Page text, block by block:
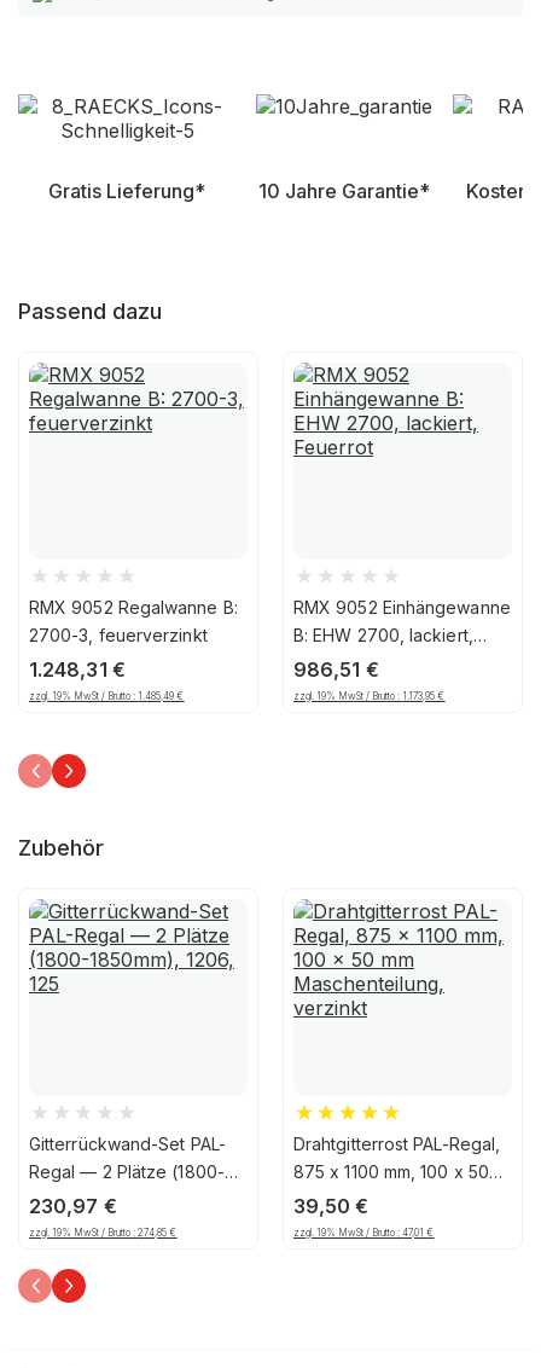
Gratis Lieferung* 10 Jahre Garantie*
Passend dazu
RMX 9052 Regalwanne B:
2700-3, feuerverzinkt
1.248,31 €
zzgl. 19% MwSt / Brutto :1.485,49€
RMX 9052 Einhängewanne
B: EHW 2700, lackiert,
Feuerrot
986,51 €
zzgl. 19% MwSt / Brutto :1.173,95€
Zubehör
Gitterrückwand-Set PAL-
Regal — 2 Plätze (1800-
1850mm), 1206, 125
230,97 €
zzgl. 19% MwSt / Brutto :274,85€
Drahtgitterrost PAL-Regal,
875 x 1100 mm, 100 x 50
mm Maschenteilung,
verzinkt
39,50€
zzgl. 19% MwSt / Brutto :47,01€